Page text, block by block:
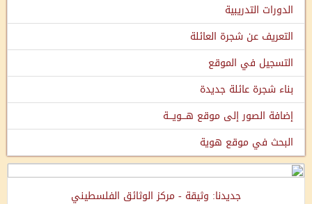
الدورات التدريبية
التعريف عن شجرة العائلة
التسجيل في الموقع
بناء شجرة عائلة جديدة
إضافة الصور إلى موقع هـــويـــة
البحث في موقع هوية
جديدنا: وثيقة - مركز الوثائق الفلسطيني